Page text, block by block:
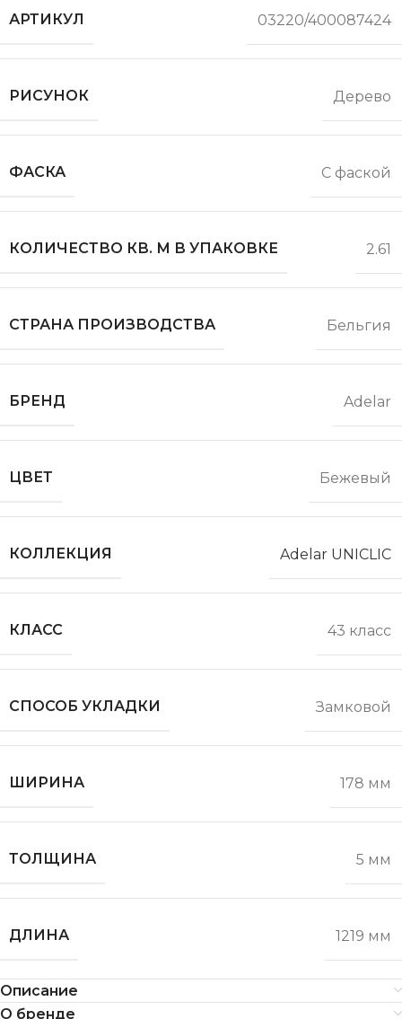
АРТИКУЛ
03220/400087424
РИСУНОК Дерево
ФАСКА С фаской
КОЛИЧЕСТВО КВ. М В УПАКОВКЕ 2.61
СТРАНА ПРОИЗВОДСТВА Бельгия
БРЕНД Adelar
ЦВЕТ Бежевый
КОЛЛЕКЦИЯ Adelar UNICLIC
КЛАСС 43 класс
СПОСОБ УКЛАДКИ Замковой
ШИРИНА 178 мм
ТОЛЩИНА 5 мм
ДЛИНА 1219 мм
Описание
О бренде